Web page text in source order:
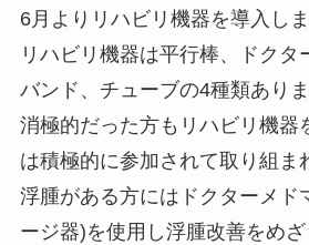
6月よりリハビリ機器を導入しま
リハビリ機器は平行棒、ドクタ
バンド、チューブの4種類あり
消極的だった方もリハビリ機器
は積極的に参加されて取り組ま
浮腫がある方にはドクターメド
ージ器)を使用し浮腫改善をめ